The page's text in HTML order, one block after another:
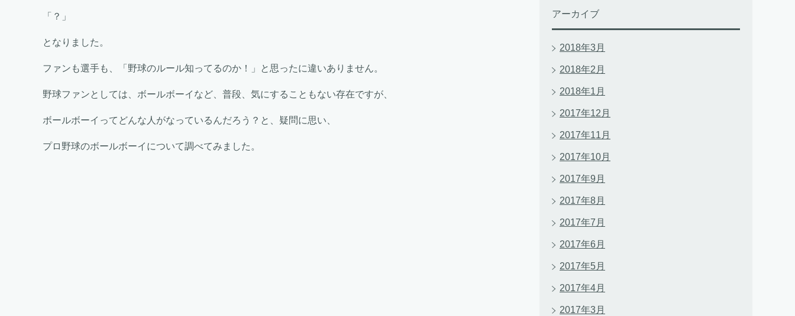
「？」
となりました。
ファンも選手も、「野球のルール知ってるのか！」と思ったに違いありません。
野球ファンとしては、ボールボーイなど、普段、気にすることもない存在ですが、
ボールボーイってどんな人がなっているんだろう？と、疑問に思い、
プロ野球のボールボーイについて調べてみました。
アーカイブ
2018年3月
2018年2月
2018年1月
2017年12月
2017年11月
2017年10月
2017年9月
2017年8月
2017年7月
2017年6月
2017年5月
2017年4月
2017年3月